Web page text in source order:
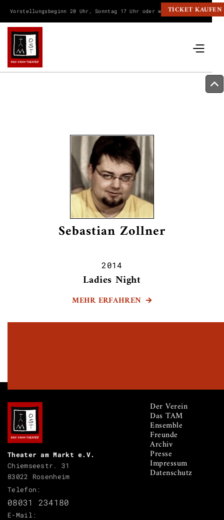
Vorstellungsbeginn 20 Uhr, Sonntag 17 Uhr oder wie angegeben.
TICKET KAUFEN
Sebastian Zollner
2014
Ladies Night
MEHR ERFAHREN 
Theater am Markt e.V.
Chiemseestr. 31
83022 Rosenheim
Telefon:
08031 234180
E-Mail:
Der Verein
Das TAM
Ensemble
Freunde
Archiv
Presse
Impressum
Datenschutz